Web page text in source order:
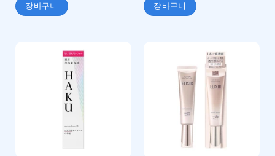
장바구니 장바구니